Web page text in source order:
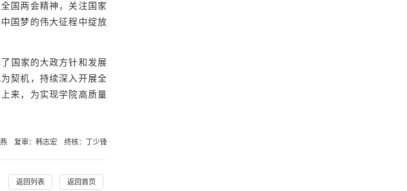
国两会精神，关注国家
国梦的伟大征程中绽放
国家的大政方针和发展
契机，持续深入开展全
来，为实现学院高质量
燕 复审：韩志宏 终核：丁少锋
返回首页
返回列表